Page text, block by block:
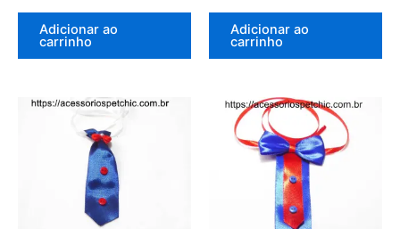
Adicionar ao
carrinho
Adicionar ao
carrinho